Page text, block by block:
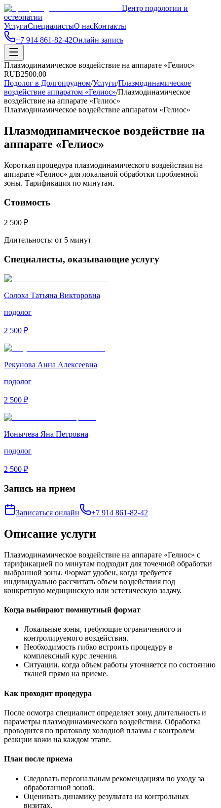
Центр подологии и
остеопатии
УслугиСпециалистыО насКонтакты
+7 914 861-82-42Онлайн запись
Плазмодинамическое воздействие на аппарате «Гелиос»
RUB2500.00
Подолог в Долгопрудном/Услуги/Плазмодинамическое
воздействие аппаратом «Гелиос»/Плазмодинамическое
воздействие на аппарате «Гелиос»
Плазмодинамическое воздействие аппаратом «Гелиос»
Плазмодинамическое воздействие на
аппарате «Гелиос»
Короткая процедура плазмодинамического воздействия на
аппарате «Гелиос» для локальной обработки проблемной
зоны. Тарификация по минутам.
Стоимость
2 500 ₽
Длительность: от 5 минут
Специалисты, оказывающие услугу
Солоха Татьяна Викторовна
подолог
2 500 ₽
Рекунова Анна Алексеевна
подолог
2 500 ₽
Ионычева Яна Петровна
подолог
2 500 ₽
Запись на прием
Записаться онлайн +7 914 861-82-42
Описание услуги
Плазмодинамическое воздействие на аппарате «Гелиос» с
тарификацией по минутам подходит для точечной обработки
выбранной зоны. Формат удобен, когда требуется
индивидуально рассчитать объем воздействия под
конкретную медицинскую или эстетическую задачу.
Когда выбирают поминутный формат
Локальные зоны, требующие ограниченного и
контролируемого воздействия.
Необходимость гибко встроить процедуру в
комплексный курс лечения.
Ситуации, когда объем работы уточняется по состоянию
тканей прямо на приеме.
Как проходит процедура
После осмотра специалист определяет зону, длительность и
параметры плазмодинамического воздействия. Обработка
проводится по протоколу холодной плазмы с контролем
реакции кожи на каждом этапе.
План после приема
Следовать персональным рекомендациям по уходу за
обработанной зоной.
Оценивать динамику результата на контрольных
визитах.